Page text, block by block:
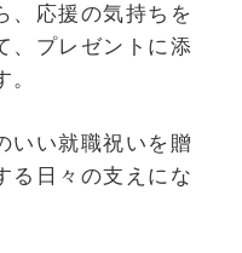
、応援の気持ちを
、プレゼントに添
いい就職祝いを贈
る日々の支えにな